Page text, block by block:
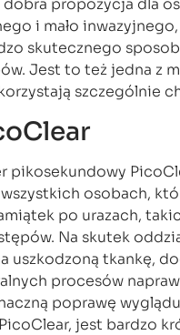
dobra propozycja dla
i mało inwazyjnego,
skutecznego
Jest to też jedna z
szczególnie
pikosekundowy
wszystkich osobach,
po urazach,
Na skutek
uszkodzoną tkankę,
procesów
poprawę
jest bardzo